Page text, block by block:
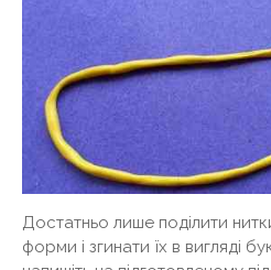
Достатньо лише поділити
форми і згинати їх в вигляді